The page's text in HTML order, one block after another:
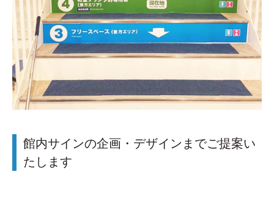
館内サインの企画・デザインまでご提案い
たします